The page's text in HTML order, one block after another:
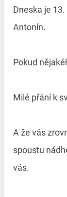
Dneska je
Antonín.
Pokud
Milé přání k
A že vás
spoustu
vás.